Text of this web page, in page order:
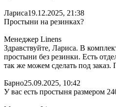
Лариса19.12.2025, 21:38
Простыни на резинках?
Менеджер Linens
Здравствуйте, Лариса. В
простыни без резинки. Есть
так же можем сделать под заказ.
Барно25.09.2025, 10:42
У вас есть простыня размером